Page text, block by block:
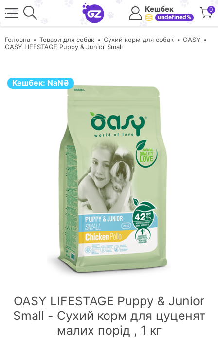
Кешбек
undefined%
0
Головна Товари для собак Сухий корм для собак
OASY
OASY LIFESTAGE Puppy & Junior Small
Кешбек: NaN₴
OASY LIFESTAGE Puppy & Junior
Small - Сухий корм для цуценят
малих порід , 1 кг